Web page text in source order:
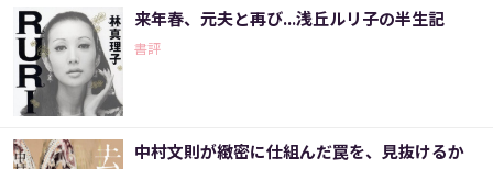
来年春、元夫と再び...浅丘ルリ子の半生記
書評
中村文則が緻密に仕組んだ罠を、見抜けるか